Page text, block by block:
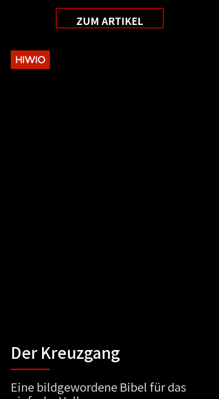
ZUM ARTIKEL
Der Kreuzgang
Eine bildgewordene Bibel für das